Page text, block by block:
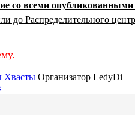
со всеми
до Распределительного
Хвасты Организатор LedyDi